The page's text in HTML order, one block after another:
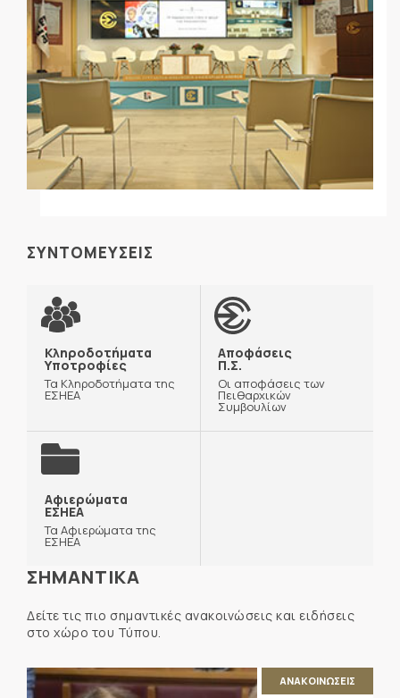
ΣΥΝΤΟΜΕΥΣΕΙΣ
Κληροδοτήματα
Υποτροφίες
Τα Κληροδοτήματα της
ΕΣΗΕΑ
Αποφάσεις
Π.Σ.
Οι αποφάσεις των
Πειθαρχικών
Συμβουλίων
Αφιερώματα
ΕΣΗΕΑ
Τα Αφιερώματα της
ΕΣΗΕΑ
ΣΗΜΑΝΤΙΚΑ
Δείτε τις πιο σημαντικές ανακοινώσεις και ειδήσεις
στο χώρο του Τύπου.
ΑΝΑΚΟΙΝΩΣΕΙΣ